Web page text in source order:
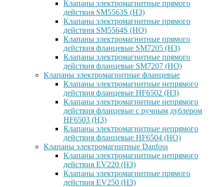
Клапаны электромагнитные прямого
действия SM5563S (НЗ)
Клапаны электромагнитные прямого
действия SM5564S (НО)
Клапаны электромагнитные прямого
действия фланцевые SM7205 (НЗ)
Клапаны электромагнитные прямого
действия фланцевые SM7207 (НО)
Клапаны электромагнитные фланцевые
Клапаны электромагнитные непрямого
действия фланцевые HF6502 (НЗ)
Клапаны электромагнитные непрямого
действия фланцевые с ручным дублером
HF6503 (Н3)
Клапаны электромагнитные непрямого
действия фланцевые HF6504 (НО)
Клапаны электромагнитные Danfoss
Клапаны электромагнитные непрямого
действия EV220 (НЗ)
Клапаны электромагнитные прямого
действия EV250 (НЗ)